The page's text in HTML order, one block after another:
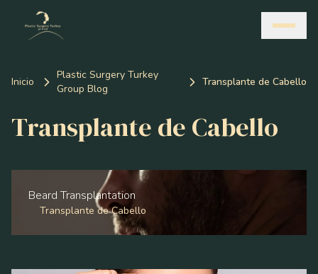
Inicio
Plastic Surgery Turkey
Group Blog
Transplante de Cabello
Transplante de Cabello
Beard Transplantation
Transplante de Cabello